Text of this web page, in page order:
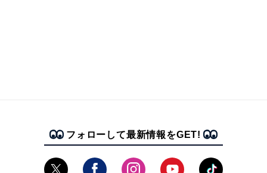
フォローして最新情報をGET!